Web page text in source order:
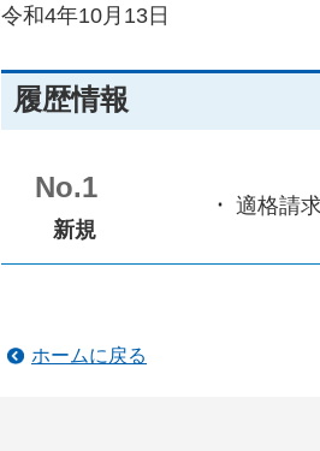
令和4年10月13日
履歴情報
No.1
新規
適格請
ホームに戻る